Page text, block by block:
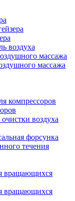
воздуха
массажа
массажа
компрессоров
воздуха
форсунка
течения
вращающихся
вращающихся